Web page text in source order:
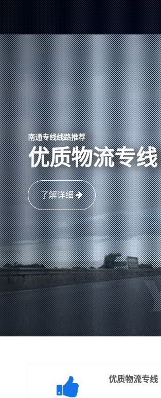
南通专线线路推荐
优质物流专线
了解详细
优质物流专线